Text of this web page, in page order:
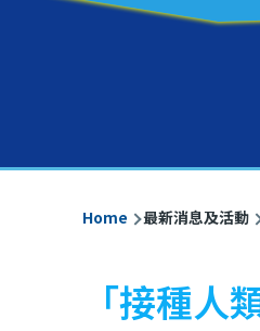
Home 最新消息及活動
「接種人